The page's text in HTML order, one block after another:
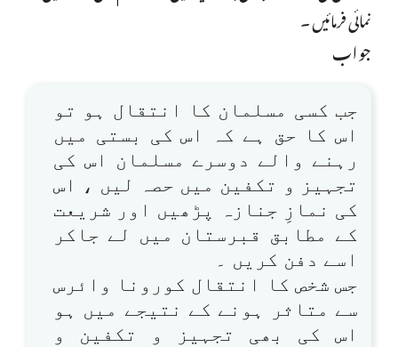
نمائی فرمائیں ۔
جواب
جب کسی مسلمان کا انتقال ہو تو
اس کا حق ہے کہ اس کی بستی میں
رہنے والے دوسرے مسلمان اس کی
تجہیز و تکفین میں حصہ لیں ، اس
کی نمازِ جنازہ پڑھیں اور شریعت
کے مطابق قبرستان میں لے جاکر
اسے دفن کریں ۔
جس شخص کا انتقال کورونا وائرس
سے متاثر ہونے کے نتیجے میں ہو
اس کی بھی تجہیز و تکفین و